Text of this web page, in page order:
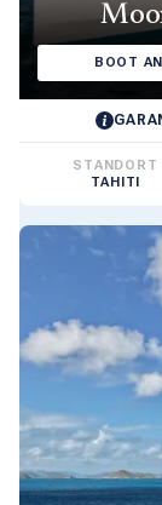
BOOT
STANDORT
TAHITI